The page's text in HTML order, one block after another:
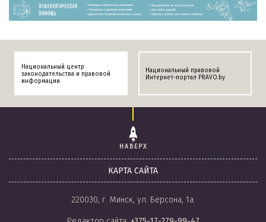
Национальный центр
законодательства и правовой
информации
Национальный правовой
Интернет-портал PRAVO.by
НАВЕРХ
КАРТА САЙТА
220030, г. Минск, ул. Берсона, 1а.